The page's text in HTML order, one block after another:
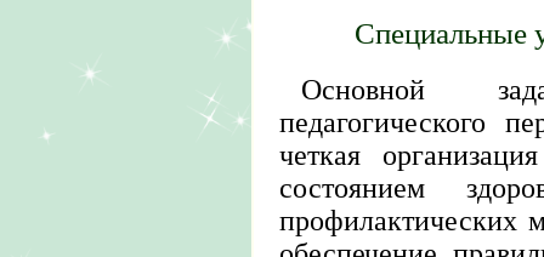
Специальные
Основной
педагогического
четкая
состоянием
профилактических